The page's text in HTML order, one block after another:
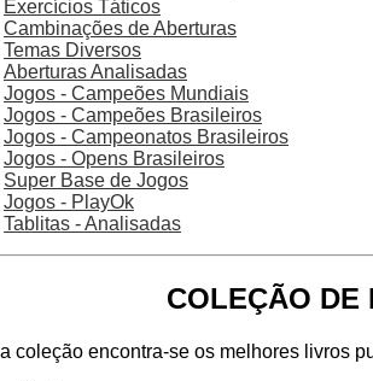
Exercícios Táticos
Cambinações de Aberturas
Temas Diversos
Aberturas Analisadas
Jogos - Campeões Mundiais
Jogos - Campeões Brasileiros
Jogos - Campeonatos Brasileiros
Jogos - Opens Brasileiros
Super Base de Jogos
Jogos - PlayOk
Tablitas - Analisadas
COLEÇÃO DE
coleção encontra-se os melhores livros